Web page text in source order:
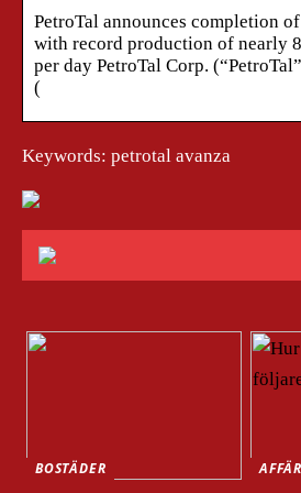
PetroTal announces completion
with record production of nearly
per day PetroTal Corp.
(
Keywords: petrotal avanza
BOSTÄDER